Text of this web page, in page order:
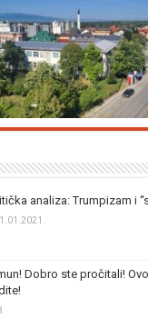
analiza: Trumpizam i
Dobro ste pročitali!